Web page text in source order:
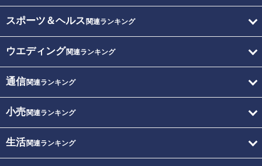
スポーツ＆ヘルス 関連ランキング
ウエディング関連ランキング
通信関連ランキング
小売関連ランキング
生活関連ランキング